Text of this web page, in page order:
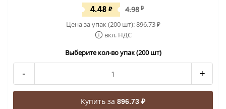
4.48 ₽ 4.98 ₽
Цена за упак (200 шт):896.73₽
вкл. НДС
Выберите кол-во упак (200 шт)
- +
Купить за 896.73 ₽